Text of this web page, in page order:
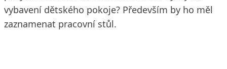
vybavení dětského pokoje? Především by ho měl
zaznamenat pracovní stůl.